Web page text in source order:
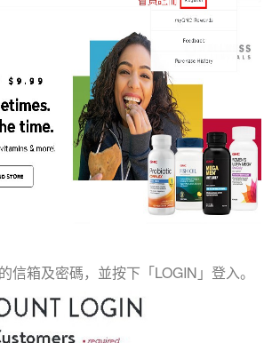
信箱及密碼，並按下「LOGIN」登入。